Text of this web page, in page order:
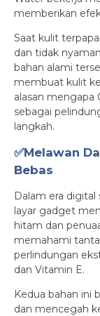
memberikan
Saat kulit
dan tidak
bahan alami
membuat kulit
alasan mengapa
sebagai
langkah.
✅Melawan
Bebas
Dalam era digital
layar gadget
hitam dan
memahami
perlindungan
dan Vitamin E.
Kedua bahan ini
dan mencegah